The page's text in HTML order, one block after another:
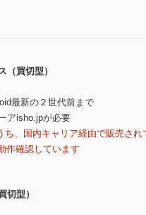
（買切型）
最新の２世代前まで
アisho.jpが必要
、国内キャリア経由で販売され
作確認しています
切型）